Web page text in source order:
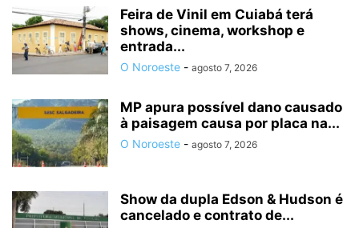
Feira de Vinil em Cuiabá terá
shows, cinema, workshop e
entrada...
O Noroeste - agosto 7, 2026
MP apura possível dano causado
à paisagem causa por placa na...
O Noroeste - agosto 7, 2026
Show da dupla Edson & Hudson é
cancelado e contrato de...